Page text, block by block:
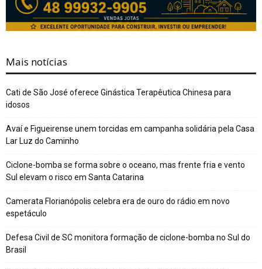
Mais notícias
Cati de São José oferece Ginástica Terapêutica Chinesa para
idosos
Avaí e Figueirense unem torcidas em campanha solidária pela Casa
Lar Luz do Caminho
Ciclone-bomba se forma sobre o oceano, mas frente fria e vento
Sul elevam o risco em Santa Catarina
Camerata Florianópolis celebra era de ouro do rádio em novo
espetáculo
Defesa Civil de SC monitora formação de ciclone-bomba no Sul do
Brasil